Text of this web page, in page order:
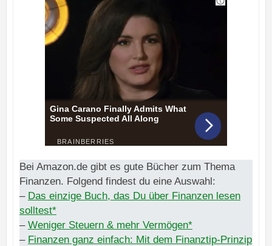
Bei Amazon.de gibt es gute Bücher zum Thema
Finanzen. Folgend findest du eine Auswahl:
– Das einzige Buch, das Du über Finanzen lesen
solltest*
– Weniger Steuern & mehr Vermögen*
– Finanzen ganz einfach: Mit dem Finanztip-Prinzip